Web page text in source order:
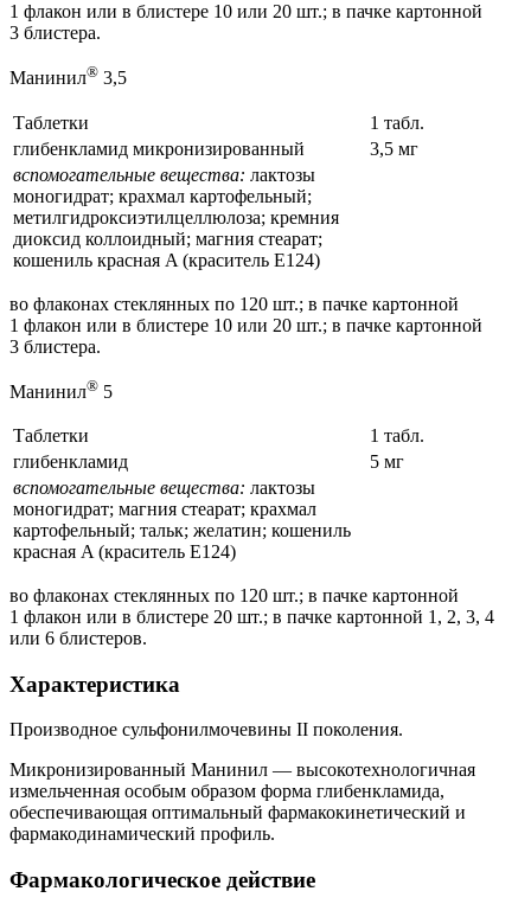
1 флакон или в блистере 10 или 20 шт.; в пачке картонной
3 блистера.
Манинил® 3,5
Таблетки
1 табл.
глибенкламид микронизированный
3,5 мг
вспомогательные вещества: лактозы
моногидрат; крахмал картофельный;
метилгидроксиэтилцеллюлоза; кремния
диоксид коллоидный; магния стеарат;
кошениль красная A (краситель Е124)
во флаконах стеклянных по 120 шт.; в пачке картонной
1 флакон или в блистере 10 или 20 шт.; в пачке картонной
3 блистера.
Манинил® 5
Таблетки
1 табл.
глибенкламид
5 мг
вспомогательные вещества: лактозы
моногидрат; магния стеарат; крахмал
картофельный; тальк; желатин; кошениль
красная A (краситель Е124)
во флаконах стеклянных по 120 шт.; в пачке картонной
1 флакон или в блистере 20 шт.; в пачке картонной 1, 2, 3, 4
или 6 блистеров.
Характеристика
Производное сульфонилмочевины II поколения.
Микронизированный Манинил — высокотехнологичная
измельченная особым образом форма глибенкламида,
обеспечивающая оптимальный фармакокинетический и
фармакодинамический профиль.
Фармакологическое действие